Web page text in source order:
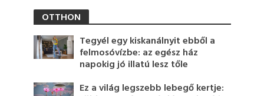
OTTHON
Tegyél egy kiskanálnyit ebből a
felmosóvízbe: az egész ház
napokig jó illatú lesz tőle
Ez a világ legszebb lebegő kertje: